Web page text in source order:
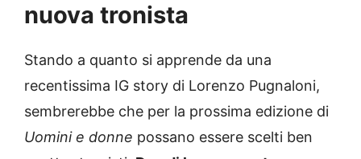
nuova tronista
Stando a quanto si apprende da una
recentissima IG story di Lorenzo Pugnaloni,
sembrerebbe che per la prossima edizione di
Uomini e donne possano essere scelti ben